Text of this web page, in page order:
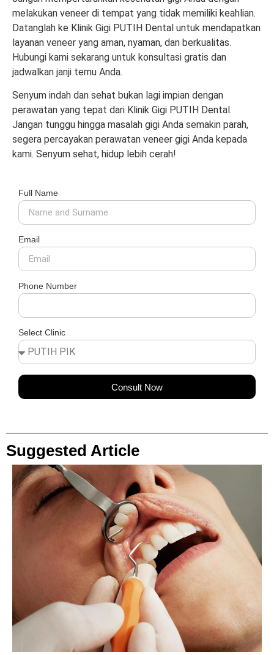
melakukan veneer di tempat yang tidak memiliki keahlian.
Datanglah ke Klinik Gigi PUTIH Dental untuk mendapatkan
layanan veneer yang aman, nyaman, dan berkualitas.
Hubungi kami sekarang untuk konsultasi gratis dan
jadwalkan janji temu Anda.
Senyum indah dan sehat bukan lagi impian dengan
perawatan yang tepat dari Klinik Gigi PUTIH Dental.
Jangan tunggu hingga masalah gigi Anda semakin parah,
segera percayakan perawatan veneer gigi Anda kepada
kami. Senyum sehat, hidup lebih cerah!
Full Name
Email
Phone Number
Select Clinic
Consult Now
Suggested Article